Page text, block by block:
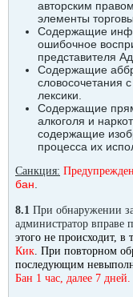
авторским
элементы
Содержащие
ошибочное
представителя
Содержащие
словосочетания
лексики.
Содержащие
алкоголя и
содержащие
процесса их
Санкция:
бан
8.1 При обнаружении
администратор вправе
этого не происходит, в
Кик . При повторном
последующим
Бан 1 час, далее 7 дней.